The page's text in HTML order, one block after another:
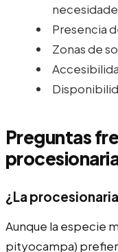
Presencia
Zonas de
Preguntas
¿La
Aunque la especie
pityocampa)